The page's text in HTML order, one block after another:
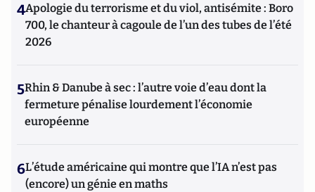
4Apologie du terrorisme et du viol, antisémite : Boro
700, le chanteur à cagoule de l’un des tubes de l’été
2026
5Rhin & Danube à sec : l’autre voie d’eau dont la
fermeture pénalise lourdement l’économie
européenne
6L’étude américaine qui montre que l’IA n’est pas
(encore) un génie en maths